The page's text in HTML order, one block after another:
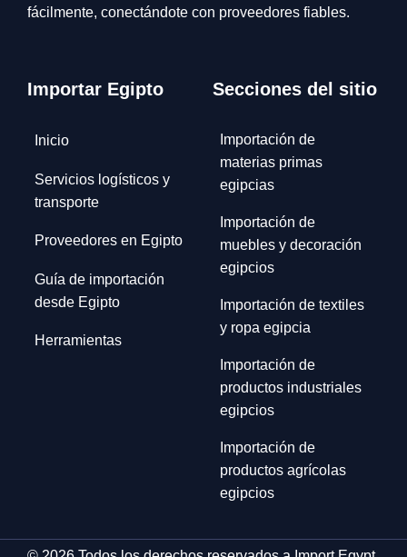
fácilmente, conectándote con proveedores fiables.
Importar Egipto
Inicio
Servicios logísticos y
transporte
Proveedores en Egipto
Guía de importación
desde Egipto
Herramientas
Secciones del sitio
Importación de
materias primas
egipcias
Importación de
muebles y decoración
egipcios
Importación de textiles
y ropa egipcia
Importación de
productos industriales
egipcios
Importación de
productos agrícolas
egipcios